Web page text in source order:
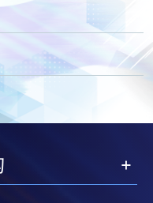
员。
取录，学员不得转读
可酌情处理。转读申
元手续费。
本票、付款收据或个
线支票交回本学院。
支票抬头注明「香